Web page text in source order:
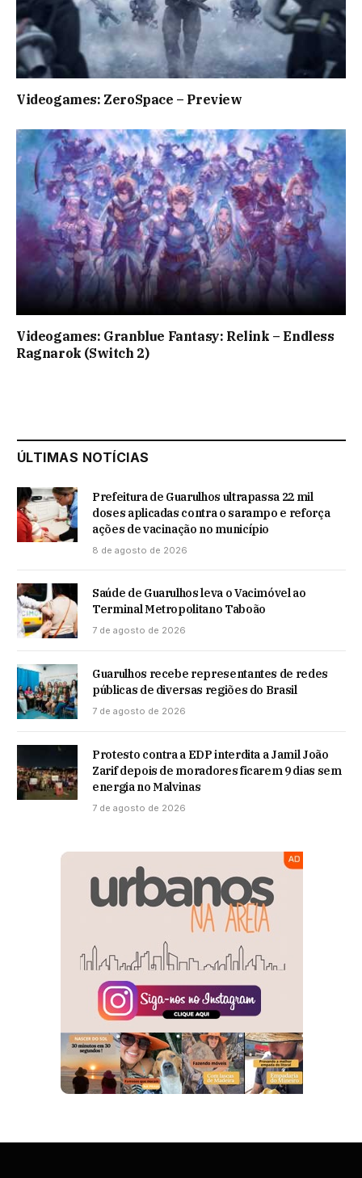
Videogames: ZeroSpace – Preview
Videogames: Granblue Fantasy: Relink – Endless
Ragnarok (Switch 2)
ÚLTIMAS NOTÍCIAS
Prefeitura de Guarulhos ultrapassa 22 mil
doses aplicadas contra o sarampo e reforça
ações de vacinação no município
8 de agosto de 2026
Saúde de Guarulhos leva o Vacimóvel ao
Terminal Metropolitano Taboão
7 de agosto de 2026
Guarulhos recebe representantes de redes
públicas de diversas regiões do Brasil
7 de agosto de 2026
Protesto contra a EDP interdita a Jamil João
Zarif depois de moradores ficarem 9 dias sem
energia no Malvinas
7 de agosto de 2026